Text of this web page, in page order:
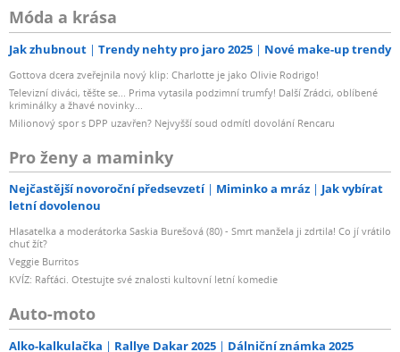
Móda a krása
Jak zhubnout Trendy nehty pro jaro 2025 Nové make-up trendy
Gottova dcera zveřejnila nový klip: Charlotte je jako Olivie Rodrigo!
Televizní diváci, těšte se... Prima vytasila podzimní trumfy! Další Zrádci, oblíbené
kriminálky a žhavé novinky...
Milionový spor s DPP uzavřen? Nejvyšší soud odmítl dovolání Rencaru
Pro ženy a maminky
Nejčastější novoroční předsevzetí Miminko a mráz
Jak vybírat
letní dovolenou
Hlasatelka a moderátorka Saskia Burešová (80) - Smrt manžela ji zdrtila! Co jí vrátilo
chuť žít?
Veggie Burritos
KVÍZ: Rafťáci. Otestujte své znalosti kultovní letní komedie
Auto-moto
Alko-kalkulačka Rallye Dakar 2025 Dálniční známka 2025